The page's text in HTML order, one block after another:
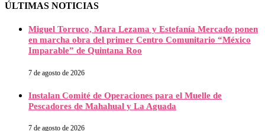
ÚLTIMAS NOTICIAS
Miguel Torruco, Mara Lezama y Estefanía Mercado ponen
en marcha obra del primer Centro Comunitario “México
Imparable” de Quintana Roo
7 de agosto de 2026
Instalan Comité de Operaciones para el Muelle de
Pescadores de Mahahual y La Aguada
7 de agosto de 2026